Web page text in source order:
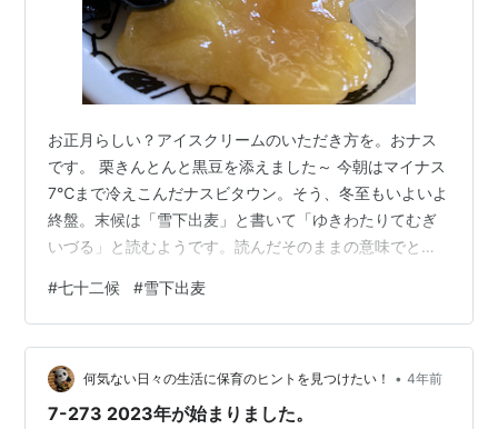
お正月らしい？アイスクリームのいただき方を。おナス
です。 栗きんとんと黒豆を添えました～ 今朝はマイナス
7℃まで冷えこんだナスビタウン。そう、冬至もいよいよ
終盤。末候は「雪下出麦」と書いて「ゆきわたりてむぎ
いづる」と読むようです。読んだそのままの意味でとっ
感じです。 とはいえ、日本国内ではこの時期に地面が雪
の下にあるところは決して多くはありません。寒風を受
けながら、麦たちは成長していき、夏を迎えてから実り
の季節、麦秋を迎えるのでしょうね。 ん、実りの季節。
この空の色いいですね。 Image from pixabay.com な
#七十二候 #雪下出麦
何気ない日々の生活に保育のヒントを見つけたい！ • 4年前
7-273 2023年が始まりました。